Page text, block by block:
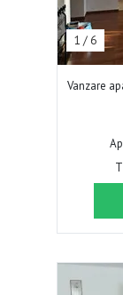
1 / 6
Vanzare